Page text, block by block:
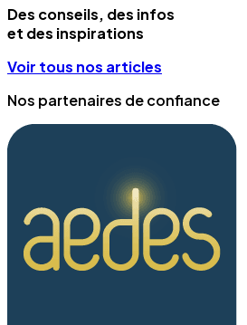
Des conseils, des infos
et des inspirations
Voir tous nos articles
Nos partenaires de confiance